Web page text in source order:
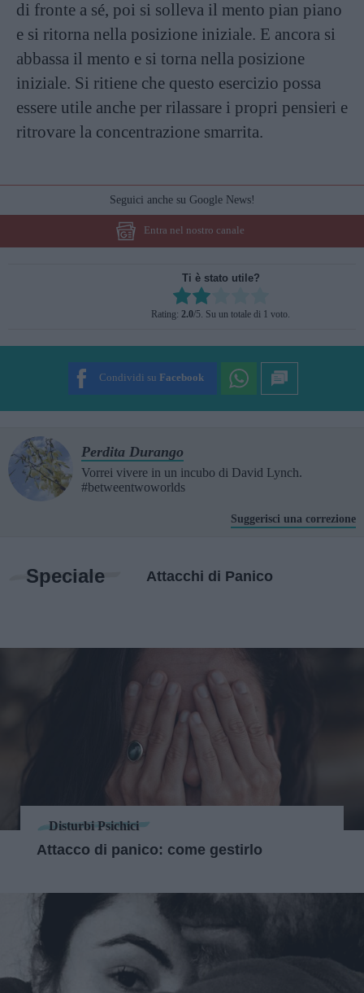
di fronte a sé, poi si solleva il mento pian piano
e si ritorna nella posizione iniziale. E ancora si
abbassa il mento e si torna nella posizione
iniziale. Si ritiene che questo esercizio possa
essere utile anche per rilassare i propri pensieri e
ritrovare la concentrazione smarrita.
Seguici anche su Google News!
Entra nel nostro canale
Ti è stato utile?
Rate this item:
SUBMIT RATING
Rating: 2.0/5. Su un totale di 1 voto.
Condividi su Facebook
Perdita Durango
Vorrei vivere in un incubo di David Lynch.
#betweentwoworlds
Suggerisci una correzione
Speciale Attacchi di Panico
Disturbi Psichici
Attacco di panico: come gestirlo